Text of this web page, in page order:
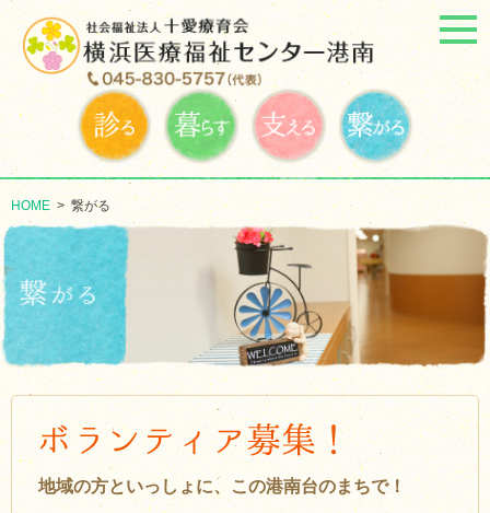
HOME> 繋がる
地域の方といっしょに、この港南台のまちで！